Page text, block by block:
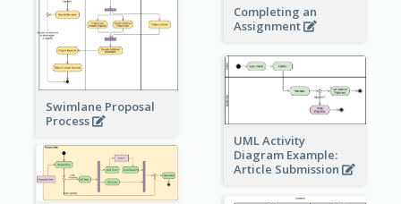
Completing an
Assignment
Swimlane Proposal
Process
UML Activity
Diagram Example:
Article Submission